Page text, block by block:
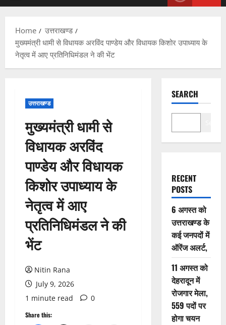
Home
उत्तराखण्ड
मुख्यमंत्री धामी से विधायक अरविंद पाण्डेय और विधायक किशोर उपाध्याय के
नेतृत्व में आए प्रतिनिधिमंडल ने की भेंट
उत्तराखण्ड
मुख्यमंत्री धामी से
विधायक अरविंद
पाण्डेय और विधायक
किशोर उपाध्याय के
नेतृत्व में आए
प्रतिनिधिमंडल ने की
भेंट
Nitin Rana
July 9, 2026
1 minute read
0
Share this:
SEARCH
RECENT
POSTS
6 अगस्त को
उत्तराखण्ड के
कई जनपदों में
ऑरेंज अलर्ट,
11 अगस्त को
देहरादून में
रोजगार मेला,
559 पदों पर
होगा चयन